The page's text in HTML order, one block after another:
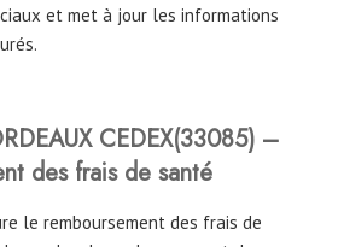
et met à jour les informations
CEDEX(33085) –
des frais de santé
le remboursement des frais de